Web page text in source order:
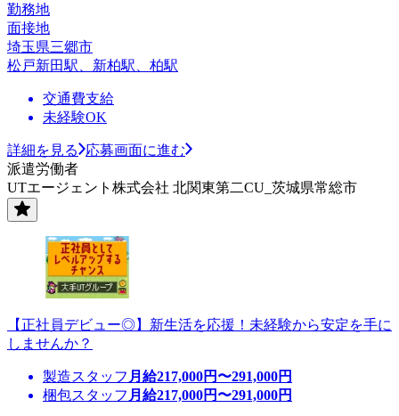
勤務地
面接地
埼玉県三郷市
松戸新田駅、新柏駅、柏駅
交通費支給
未経験OK
詳細を見る
応募画面に進む
派遣労働者
UTエージェント株式会社 北関東第二CU_茨城県常総市
【正社員デビュー◎】新生活を応援！未経験から安定を手に
しませんか？
製造スタッフ 月給217,000円〜291,000円
梱包スタッフ 月給217,000円〜291,000円